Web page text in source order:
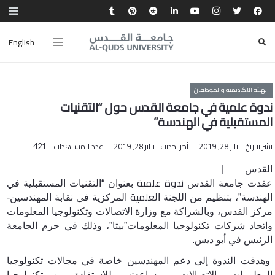
English
الهيئة الاكاديمية والموظفين
ندوة علمية في جامعة القدس حول “التقنيات
المستقبلية في الهندسة”
نشر بتاريخ يناير 28, 2019 آخر تحديث يناير 28, 2019 عدد المشاهدات: 421
القدس |
عقدت جامعة القدس ندوة علمية بعنوان “التقنيات المستقبلية في
الهندسة”، بتنظيم من اللجنة العلمية المركزية في نقابة المهندسين-
مركز القدس، وبالشراكة مع وزارة الاتصالات وتكنولوجيا المعلومات
واتحاد شركات تكنولوجيا المعلومات”بيتا”، وذلك في حرم الجامعة
الرئيس في أبو ديس.
وهدفت الندوة إلى دعم المهندسين خاصة في مجالات تكنولوجيا